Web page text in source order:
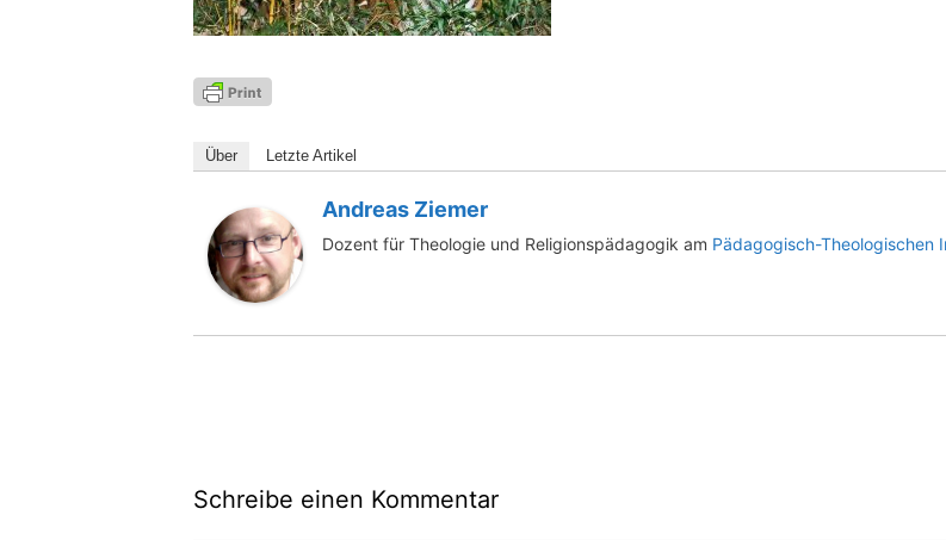
Über Letz­te Artikel
Andreas Ziemer
Dozent für Theologie und Religionspädagogik am Pädagogisch-Theologischen
Schreibe einen Kommentar